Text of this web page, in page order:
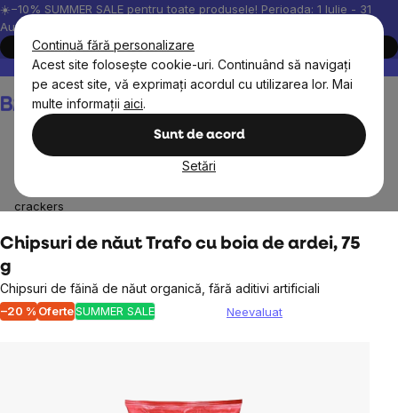
Continuă fără personalizare
Acest site folosește cookie-uri. Continuând să navigați
pe acest site, vă exprimați acordul cu utilizarea lor. Mai
multe informații aici.
Sunt de acord
Setări
Treci
la
conținut
☀️−10% SUMMER SALE pentru toate produsele! Perioada: 1 Iulie - 31
August, 2026.
Cumpără acum
Peste 200.000 de recenzii verificate
Produsele noastre sunt
Coş
de
crackers
Chipsuri de năut Trafo cu boia de ardei, 75
g
Chipsuri de făină de năut organică, fără aditivi artificiali
–20 % OferteSUMMER SALE
Evaluarea
0,0
Neevaluat